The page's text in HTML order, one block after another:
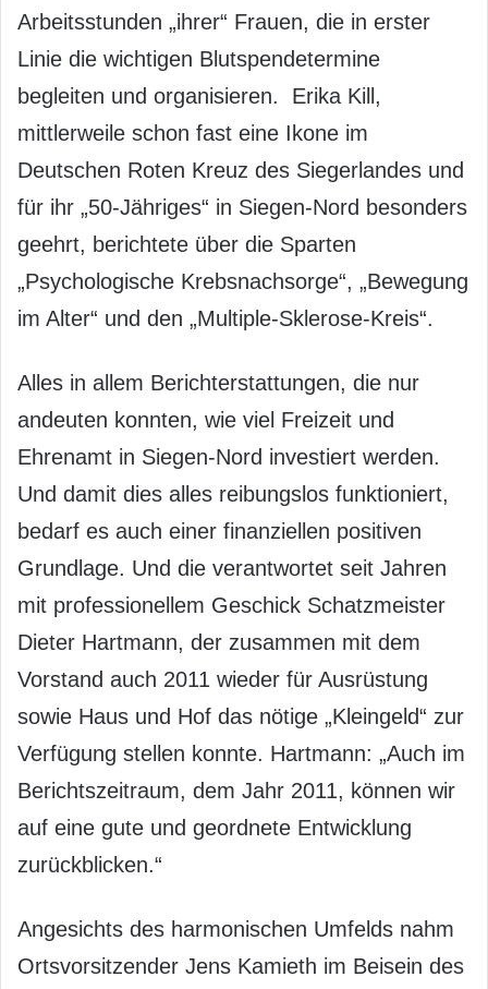
Arbeitsstunden „ihrer“ Frauen, die in erster
Linie die wichtigen Blutspendetermine
begleiten und organisieren. Erika Kill,
mittlerweile schon fast eine Ikone im
Deutschen Roten Kreuz des Siegerlandes und
für ihr „50-Jähriges“ in Siegen-Nord besonders
geehrt, berichtete über die Sparten
„Psychologische Krebsnachsorge“, „Bewegung
im Alter“ und den „Multiple-Sklerose-Kreis“.
Alles in allem Berichterstattungen, die nur
andeuten konnten, wie viel Freizeit und
Ehrenamt in Siegen-Nord investiert werden.
Und damit dies alles reibungslos funktioniert,
bedarf es auch einer finanziellen positiven
Grundlage. Und die verantwortet seit Jahren
mit professionellem Geschick Schatzmeister
Dieter Hartmann, der zusammen mit dem
Vorstand auch 2011 wieder für Ausrüstung
sowie Haus und Hof das nötige „Kleingeld“ zur
Verfügung stellen konnte. Hartmann: „Auch im
Berichtszeitraum, dem Jahr 2011, können wir
auf eine gute und geordnete Entwicklung
zurückblicken.“
Angesichts des harmonischen Umfelds nahm
Ortsvorsitzender Jens Kamieth im Beisein des